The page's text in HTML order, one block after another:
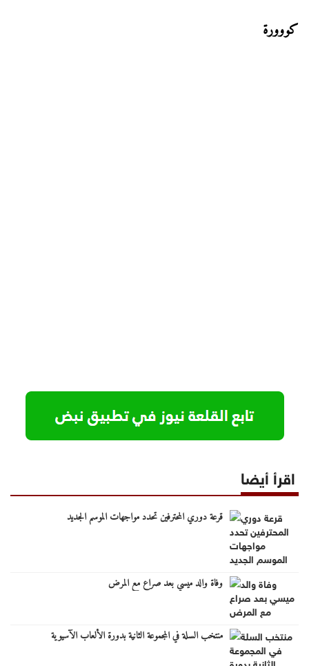
كووورة
اقرأ أيضا
قرعة دوري المحترفين تحدد مواجهات الموسم الجديد
وفاة والد ميسي بعد صراع مع المرض
منتخب السلة في المجموعة الثانية بدورة الألعاب الآسيوية